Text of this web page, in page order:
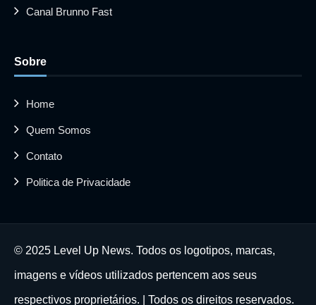
Canal Brunno Fast
Sobre
Home
Quem Somos
Contato
Politica de Privacidade
© 2025 Level Up News. Todos os logotipos, marcas,
imagens e vídeos utilizados pertencem aos seus
respectivos proprietários. | Todos os direitos reservados.